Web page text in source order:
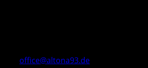
office@altona93.de